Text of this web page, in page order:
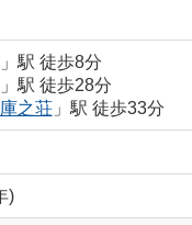
」駅 徒歩8分
」駅 徒歩28分
之荘」駅 徒歩33分
)